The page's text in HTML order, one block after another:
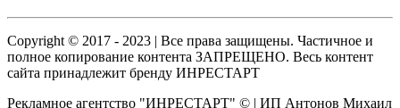
Copyright © 2017 - 2023 | Все права защищены. Частичное и
полное копирование контента ЗАПРЕЩЕНО. Весь контент
сайта принадлежит бренду ИНРЕСТАРТ
Рекламное агентство "ИНРЕСТАРТ" © | ИП Антонов Михаил